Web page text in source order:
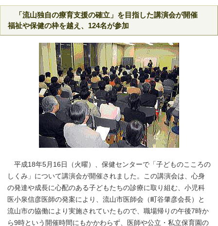
「流山独自の療育支援の確立」を目指した講演会が開催
福祉や保健の枠を越え、124名が参加
平成18年5月16日（火曜）、保健センターで「子どものこころの
しくみ」について講演会が開催されました。この講演会は、心身
の発達や成長に心配のある子どもたちの診療に取り組む、小児科
医小泉信彦医師の発案により、流山市医師会（町谷肇彦会長）と
流山市の協働により実施されていたもので、職場帰りの午後7時か
ら9時という開催時間にもかかわらず、医師や公立・私立保育園の